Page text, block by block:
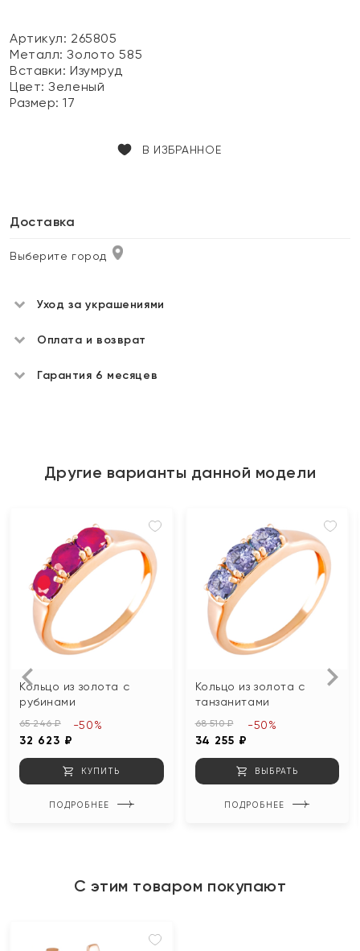
Артикул: 265805
Металл:Золото 585
Вставки:Изумруд
Цвет:Зеленый
Размер:17
В ИЗБРАННОЕ
Доставка
Выберите город
Уход за украшениями
Оплата и возврат
Гарантия 6 месяцев
Другие варианты данной модели
Кольцо из золота с
рубинами
65 246 ₽
32 623 ₽
-50%
КУПИТЬ
ПОДРОБНЕЕ
Кольцо из золота с
танзанитами
68 510 ₽
34 255 ₽
-50%
ВЫБРАТЬ
ПОДРОБНЕЕ
С этим товаром покупают